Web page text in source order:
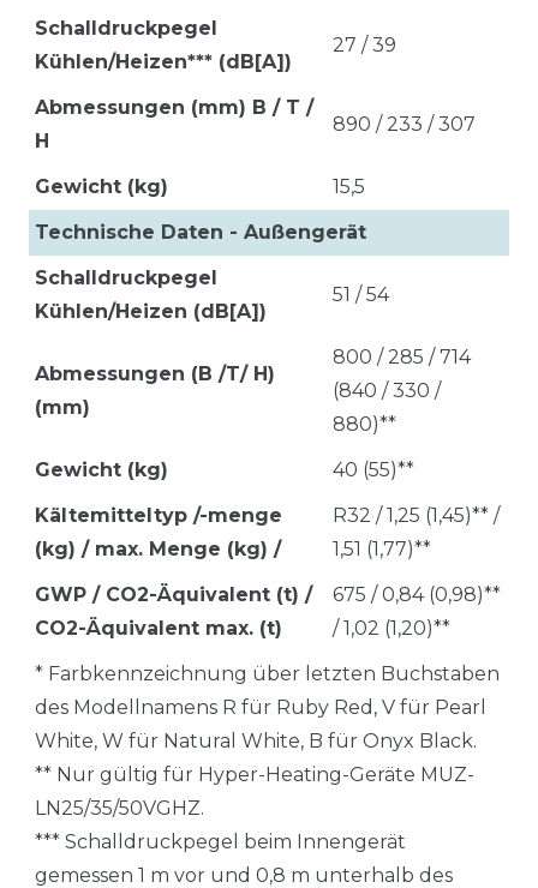
Schalldruckpegel
Kühlen/Heizen*** (dB[A])
27 / 39
Abmessungen (mm) B / T /
H
890 / 233 / 307
Gewicht (kg)
15,5
Technische Daten - Außengerät
Schalldruckpegel
Kühlen/Heizen (dB[A])
51 / 54
Abmessungen (B /T/ H)
(mm)
800 / 285 / 714
(840 / 330 /
880)**
Gewicht (kg)
40 (55)**
Kältemitteltyp /-menge
(kg) / max. Menge (kg) /
R32 / 1,25 (1,45)** /
1,51 (1,77)**
GWP / CO2-Äquivalent (t) /
CO2-Äquivalent max. (t)
675 / 0,84 (0,98)**
/ 1,02 (1,20)**
* Farbkennzeichnung über letzten Buchstaben
des Modellnamens R für Ruby Red, V für Pearl
White, W für Natural White, B für Onyx Black.
** Nur gültig für Hyper-Heating-Geräte MUZ-
LN25/35/50VGHZ.
*** Schalldruckpegel beim Innengerät
gemessen 1 m vor und 0,8 m unterhalb des